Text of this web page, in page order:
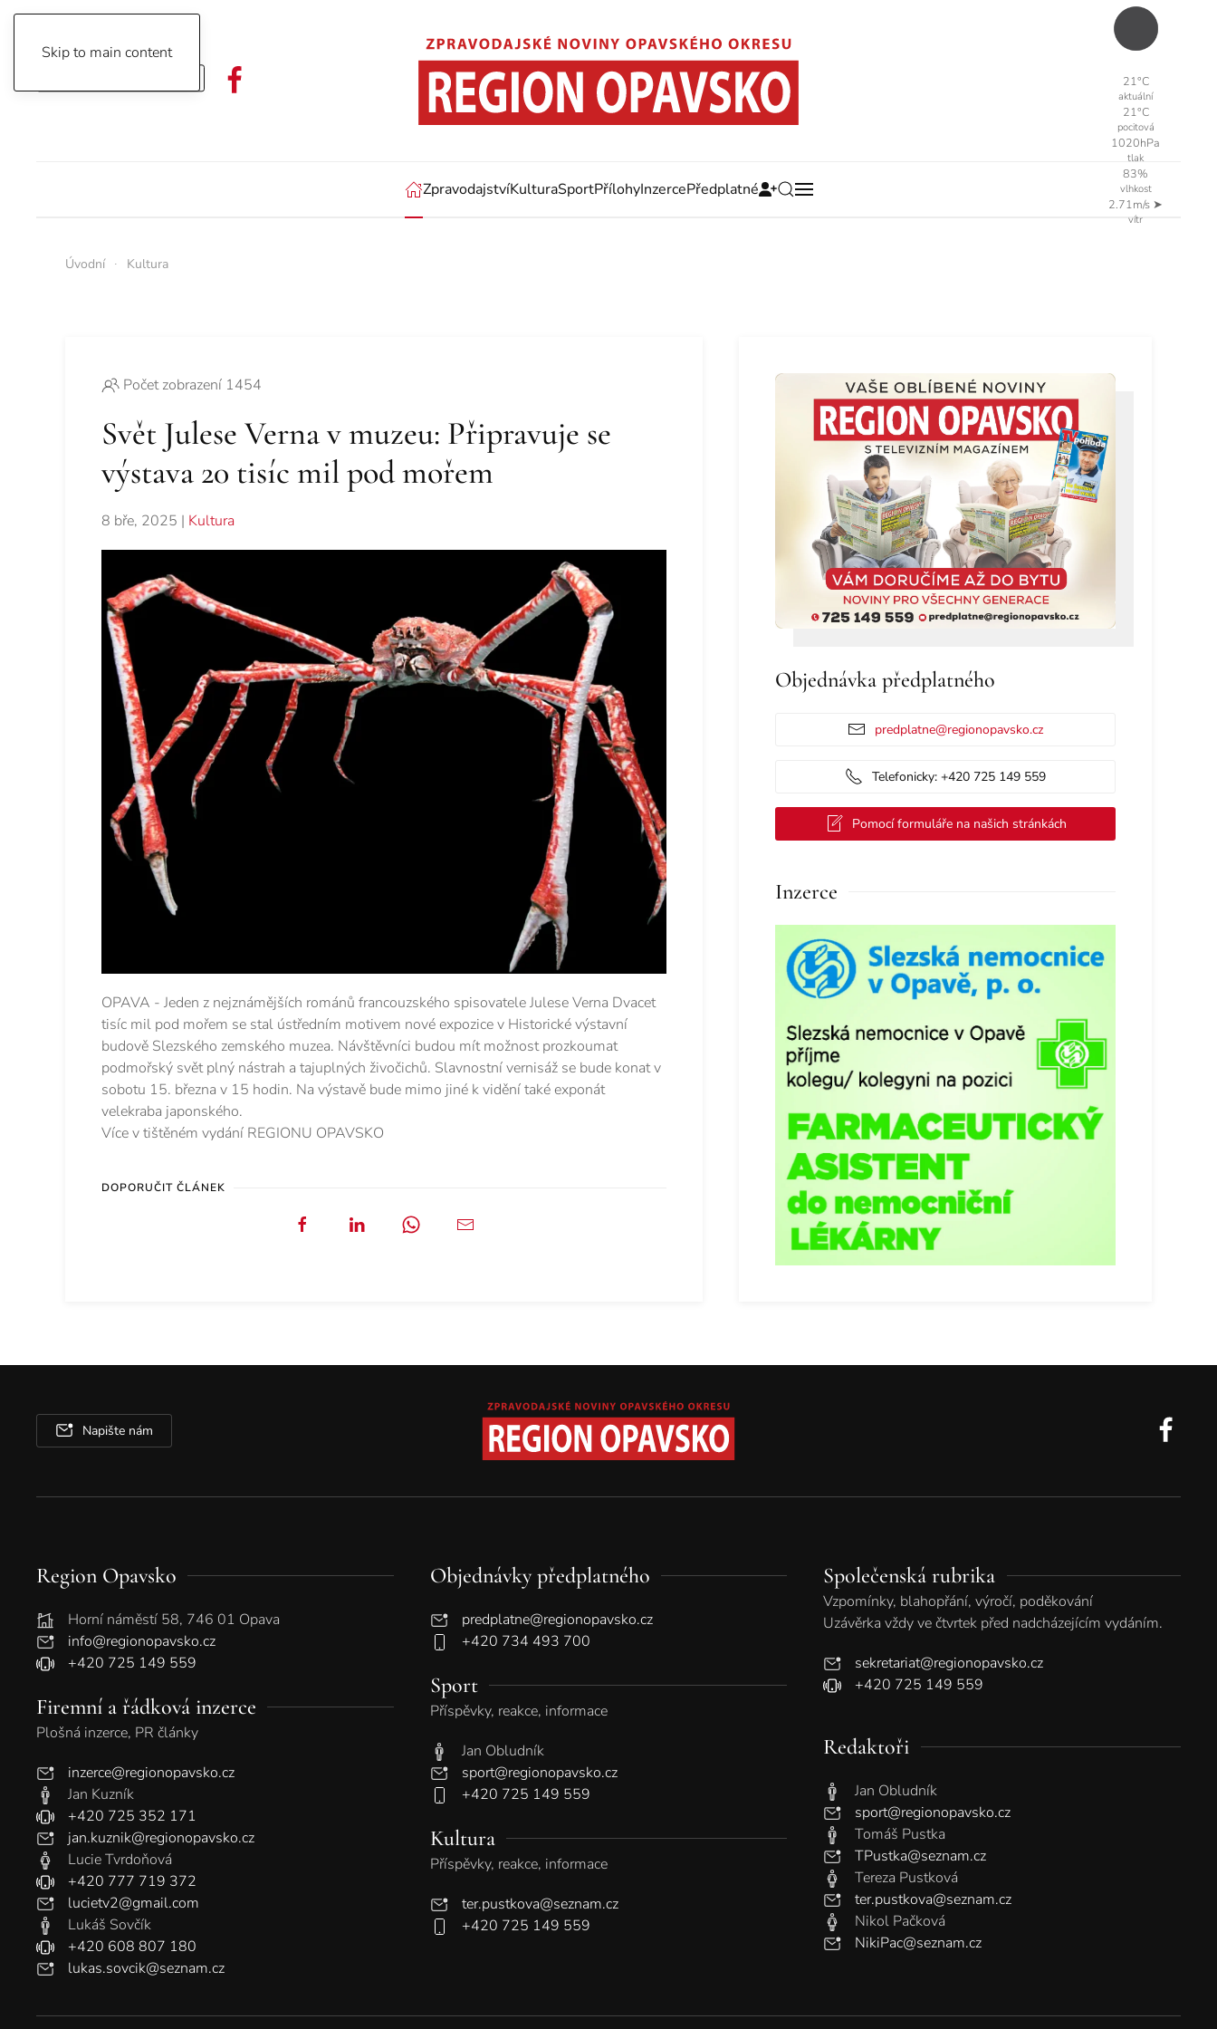
Skip to main content
21°C
aktuální
21°C
pocitová
1020hPa
tlak
83%
vlhkost
2.71m/s ➤
vítr
ZpravodajstvíKulturaSportPřílohyInzercePředplatné
Úvodní Kultura
Počet zobrazení 1454
Svět Julese Verna v muzeu: Připravuje se
výstava 20 tisíc mil pod mořem
8 bře, 2025 | Kultura
OPAVA - Jeden z nejznámějších románů francouzského spisovatele Julese Verna Dvacet
tisíc mil pod mořem se stal ústředním motivem nové expozice v Historické výstavní
budově Slezského zemského muzea. Návštěvníci budou mít možnost prozkoumat
podmořský svět plný nástrah a tajuplných živočichů. Slavnostní vernisáž se bude konat v
sobotu 15. března v 15 hodin. Na výstavě bude mimo jiné k vidění také exponát
velekraba japonského.
Více v tištěném vydání REGIONU OPAVSKO
DOPORUČIT ČLÁNEK
Objednávka předplatného
predplatne@regionopavsko.cz
Telefonicky: +420 725 149 559
Pomocí formuláře na našich stránkách
Inzerce
Napište nám
Region Opavsko
Horní náměstí 58, 746 01 Opava
info@regionopavsko.cz
+420 725 149 559
Firemní a řádková inzerce
Plošná inzerce, PR články
inzerce@regionopavsko.cz
Jan Kuzník
+420 725 352 171
jan.kuznik@regionopavsko.cz
Lucie Tvrdoňová
+420 777 719 372
lucietv2@gmail.com
Lukáš Sovčík
+420 608 807 180
lukas.sovcik@seznam.cz
Objednávky předplatného
predplatne@regionopavsko.cz
+420 734 493 700
Sport
Příspěvky, reakce, informace
Jan Obludník
sport@regionopavsko.cz
+420 725 149 559
Kultura
Příspěvky, reakce, informace
ter.pustkova@seznam.cz
+420 725 149 559
Společenská rubrika
Vzpomínky, blahopřání, výročí, poděkování
Uzávěrka vždy ve čtvrtek před nadcházejícím vydáním.
sekretariat@regionopavsko.cz
+420 725 149 559
Redaktoři
Jan Obludník
sport@regionopavsko.cz
Tomáš Pustka
TPustka@seznam.cz
Tereza Pustková
ter.pustkova@seznam.cz
Nikol Pačková
NikiPac@seznam.cz